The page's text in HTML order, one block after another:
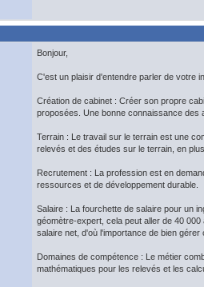
Bonjour,
C'est un plaisir d'entendre parler de votre
Création de cabinet : Créer son propre
proposées. Une bonne connaissance des
Terrain : Le travail sur le terrain est une
relevés et des études sur le terrain, en
Recrutement : La profession est en
ressources et de développement durable.
Salaire : La fourchette de salaire pour un
géomètre-expert, cela peut aller de 40
salaire net, d'où l'importance de bien gérer
Domaines de compétence : Le métier
mathématiques pour les relevés et les